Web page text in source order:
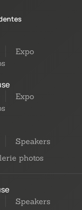
Expo
Expo
Speakers
photos
Speakers